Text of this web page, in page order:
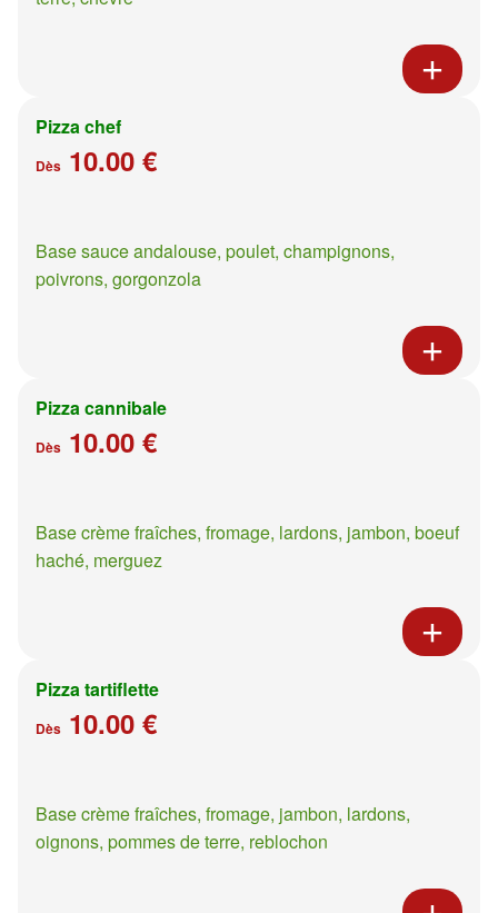
Pizza chef
Dès 10.00 €
Base sauce andalouse, poulet, champignons,
poivrons, gorgonzola
Pizza cannibale
Dès 10.00 €
Base crème fraîches, fromage, lardons, jambon, boeuf
haché, merguez
Pizza tartiflette
Dès 10.00 €
Base crème fraîches, fromage, jambon, lardons,
oignons, pommes de terre, reblochon